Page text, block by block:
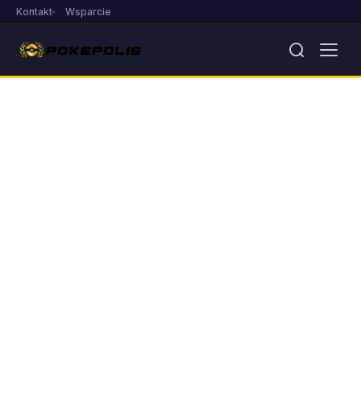
Kontakt Wsparcie